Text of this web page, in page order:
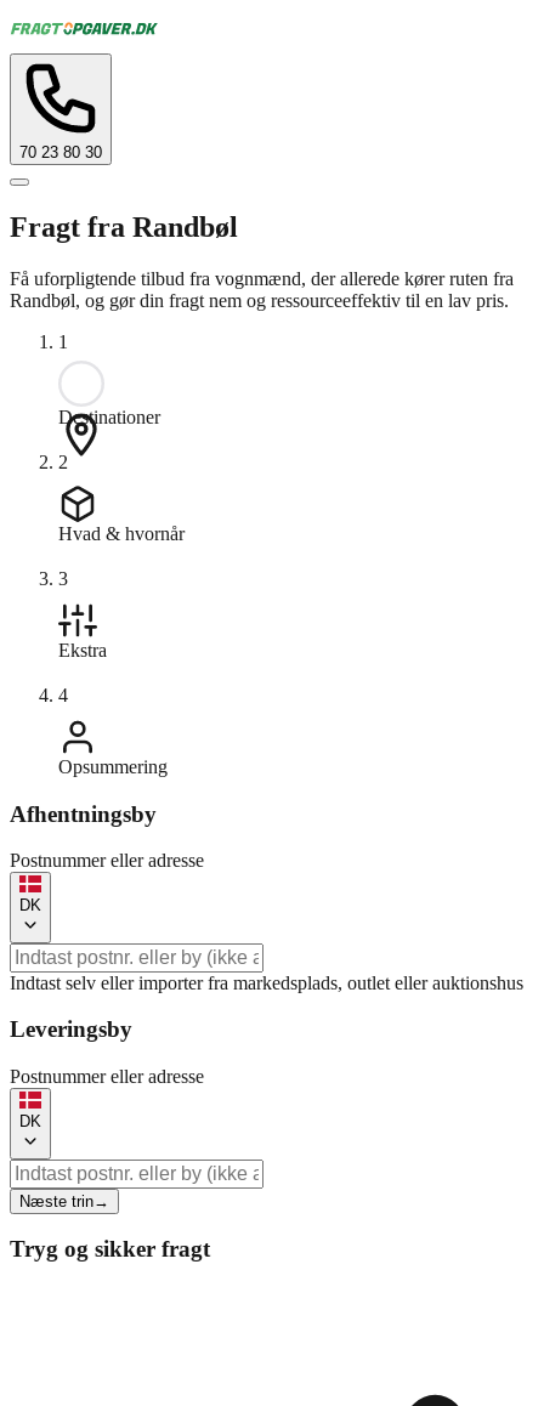
70 23 80 30
Fragt fra Randbøl
Få uforpligtende tilbud fra vognmænd, der allerede kører ruten fra
Randbøl, og gør din fragt nem og ressourceeffektiv til en lav pris.
1
Destinationer
2
Hvad & hvornår
3
Ekstra
4
Opsummering
Afhentningsby
Postnummer eller adresse
DK
Indtast selv eller importer fra markedsplads, outlet eller auktionshus
Leveringsby
Postnummer eller adresse
DK
Næste trin→
Tryg og sikker fragt